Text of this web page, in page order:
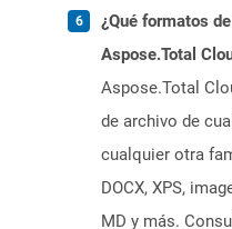
¿Qué formatos
Aspose.Total
Aspose.Total
de archivo de
cualquier otra
DOCX, XPS,
MD y más.